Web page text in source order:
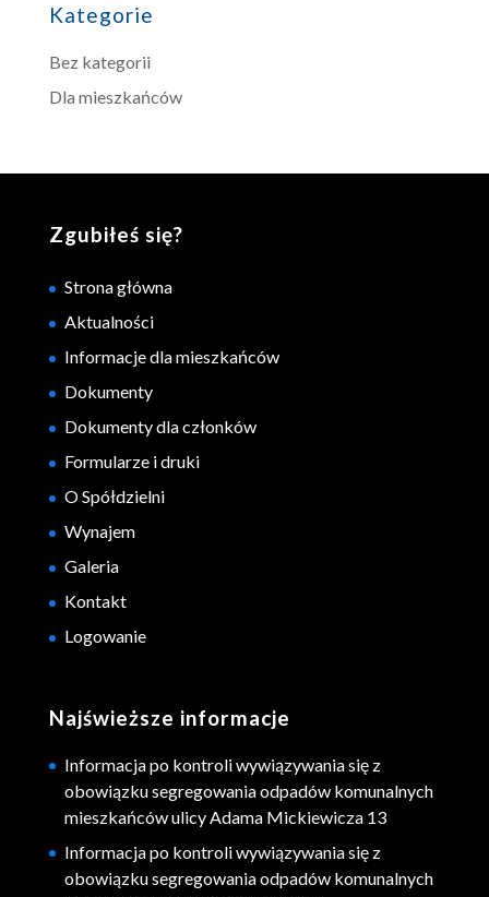
Kategorie
Bez kategorii
Dla mieszkańców
Zgubiłeś się?
Strona główna
Aktualności
Informacje dla mieszkańców
Dokumenty
Dokumenty dla członków
Formularze i druki
O Spółdzielni
Wynajem
Galeria
Kontakt
Logowanie
Najświeższe informacje
Informacja po kontroli wywiązywania się z
obowiązku segregowania odpadów komunalnych
mieszkańców ulicy Adama Mickiewicza 13
Informacja po kontroli wywiązywania się z
obowiązku segregowania odpadów komunalnych